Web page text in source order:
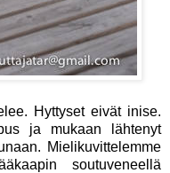
Hyttyset eivät inise.
ja mukaan lähtenyt
Mielikuvittelemme
soutuveneellä